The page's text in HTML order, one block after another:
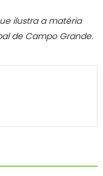
ilustra a matéria
de Campo Grande.